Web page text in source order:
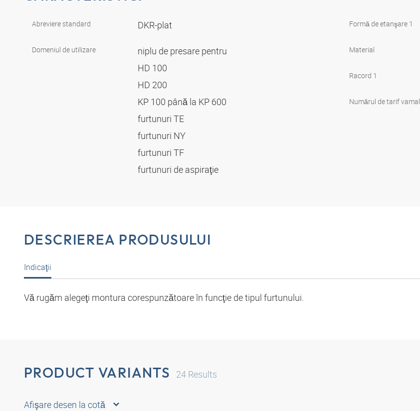
Abreviere standard DKR-plat
Domeniul de utilizare
niplu de presare pentru
HD 100
HD 200
KP 100 până la KP 600
furtunuri TE
furtunuri NY
furtunuri TF
furtunuri de aspiraţie
Formă de etanşare 1
Material
Racord 1
Numărul de tarif vamal
DESCRIEREA PRODUSULUI
Indicaţii
Vă rugăm alegeţi montura corespunzătoare în funcţie de tipul furtunului.
PRODUCT VARIANTS 24 Results
Afişare desen la cotă